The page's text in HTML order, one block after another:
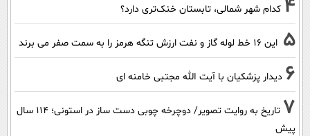
4 کدام شهر شمالی، تابستان خنک‌تری دارد؟
5 این 16 خط لوله گاز و نفت ارزش تنگه هرمز را به سمت صفر می برند
6 دیدار پزشکیان با آیت الله مجتبی خامنه ای
7
تاریخ به روایت تصویر/ دوچرخه چوبی دست ساز در استونی؛ 114 سال
پیش